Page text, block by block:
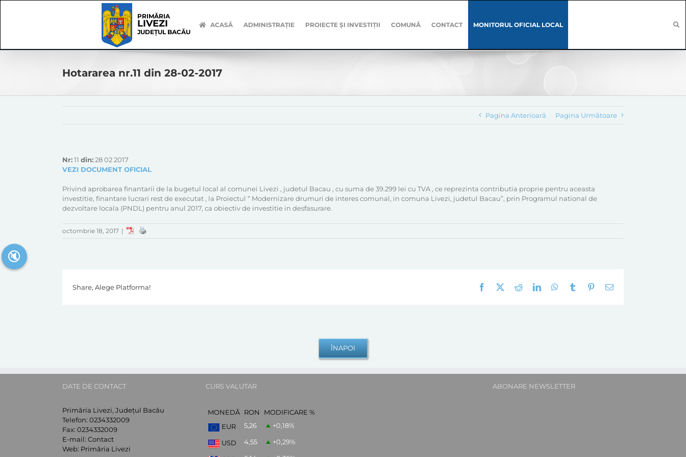
PRIMĂRIA
LIVEZI
JUDEȚUL BACĂU
ACASĂ ADMINISTRAȚIE PROIECTE ȘI INVESTIȚII COMUNĂ CONTACT MONITORUL OFICIAL LOCAL
Hotararea nr.11 din 28-02-2017
Pagina Anterioară Pagina Următoare
Nr:11 din:28 02 2017
VEZI DOCUMENT OFICIAL
Privind aprobarea finantarii de la bugetul local al comunei Livezi , judetul Bacau , cu suma de 39.299 lei cu TVA , ce reprezinta contributia proprie pentru aceasta
investitie, finantare lucrari rest de executat , la Proiectul “ Modernizare drumuri de interes comunal, in comuna Livezi, judetul Bacau”, prin Programul national de
dezvoltare locala (PNDL) pentru anul 2017, ca obiectiv de investitie in desfasurare.
octombrie 18, 2017 |
Share, Alege Platforma! Facebook RedditLinkedInWhatsApp
Tumblr Pinterest
E-
DATE DE CONTACT
Primăria Livezi, Județul Bacău
Telefon: 0234332009
Fax: 0234332009
E-mail: Contact
Web: Primăria Livezi
CURS VALUTAR
MONEDĂ RON
MODIFICARE %
EUR
5,26 +0,18%
USD 4,55 +0,29%
ABONARE NEWSLETTER
🔇